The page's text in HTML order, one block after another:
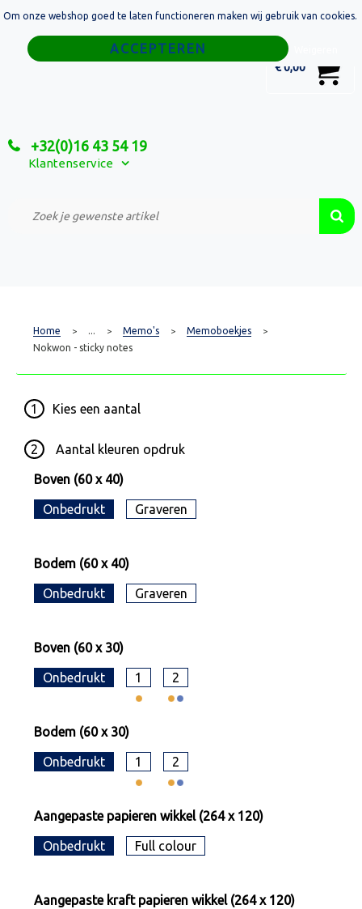
€ 0,00
+32(0)16 43 54 19
Klantenservice
Home
Relatiegeschenken
Custom Made Projecten
Home > ... > Memo's > Memoboekjes >
Nokwon - sticky notes
1 Kies een aantal
2 Aantal kleuren opdruk
Boven (60 x 40)
Onbedrukt Graveren
Bodem (60 x 40)
Onbedrukt Graveren
Boven (60 x 30)
Onbedrukt 1 2
Bodem (60 x 30)
Onbedrukt 1 2
Aangepaste papieren wikkel (264 x 120)
Onbedrukt Full colour
Aangepaste kraft papieren wikkel (264 x 120)
Om onze webshop goed te laten functioneren maken wij gebruik van cookies.